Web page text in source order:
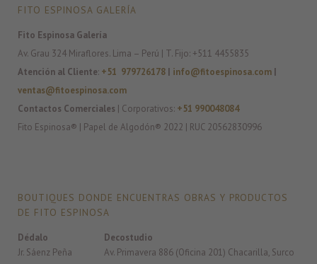
FITO ESPINOSA GALERÍA
Fito Espinosa Galería
Av. Grau 324 Miraflores. Lima – Perú | T. Fijo: +511 4455835
Atención al Cliente: +51 979726178 | info@fitoespinosa.com |
ventas@fitoespinosa.com
Contactos Comerciales | Corporativos: +51 990048084
Fito Espinosa® | Papel de Algodón® 2022 | RUC 20562830996
BOUTIQUES DONDE ENCUENTRAS OBRAS Y PRODUCTOS
DE FITO ESPINOSA
Dédalo
Jr. Sáenz Peña
Decostudio
Av. Primavera 886 (Oficina 201) Chacarilla, Surco